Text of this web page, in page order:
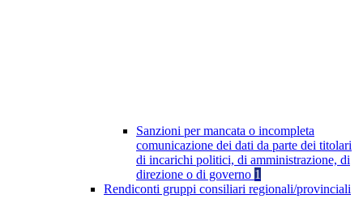
Sanzioni per mancata o incompleta
comunicazione dei dati da parte dei titolari
di incarichi politici, di amministrazione, di
direzione o di governo 1
Rendiconti gruppi consiliari regionali/provinciali